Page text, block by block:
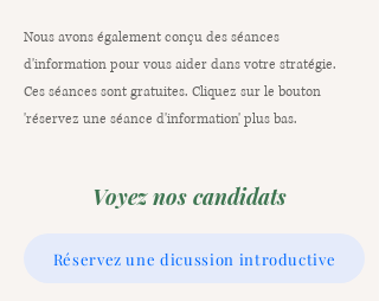
Nous avons également conçu des séances
d'information pour vous aider dans votre stratégie.
Ces séances sont gratuites. Cliquez sur le bouton
'réservez une séance d'information' plus bas.
Voyez nos candidats
Réservez une dicussion introductive